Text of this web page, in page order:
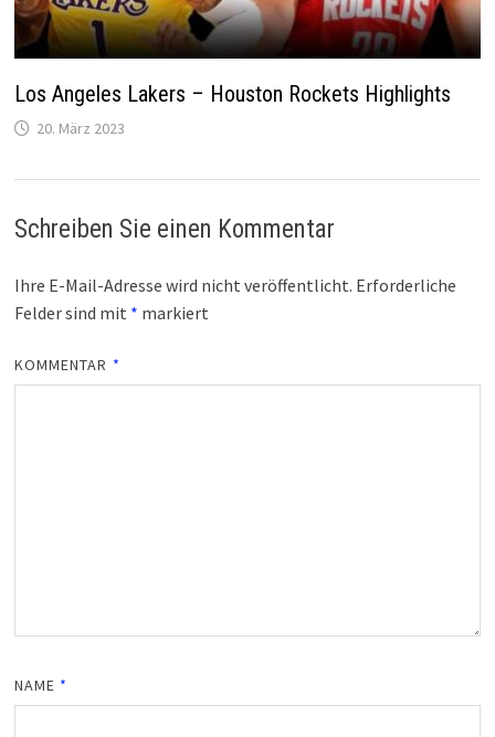
Los Angeles Lakers – Houston Rockets Highlights
20. März 2023
Schreiben Sie einen Kommentar
Ihre E-Mail-Adresse wird nicht veröffentlicht. Erforderliche
Felder sind mit * markiert
KOMMENTAR *
NAME *